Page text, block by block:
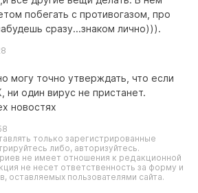
побегать с противогазом, про
сразу...знаком лично))).
могу точно утверждать, что если
ни один вирус не пристанет.
новостях
только зарегистрированные
либо, авторизуйтесь.
не имеет отношения к редакционной
не несет ответственность за форму и
оставляемых пользователями сайта.